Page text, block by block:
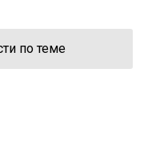
по теме